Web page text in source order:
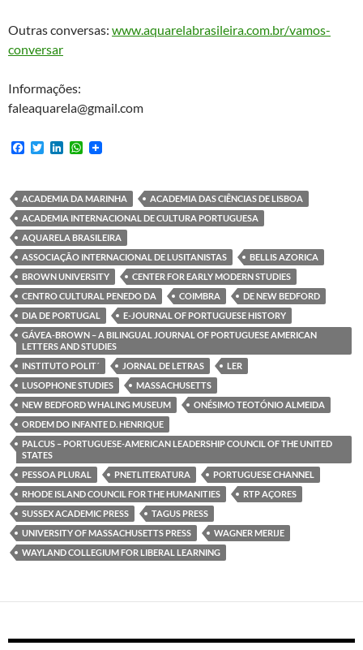
Outras conversas: www.aquarelabrasileira.com.br/vamos-
conversar
Informações:
faleaquarela@gmail.com
F
b
o
o
k
T
t
e
r
e
d
I
n
W
s
A
p
p
ACADEMIA DA MARINHA
ACADEMIA DAS CIÊNCIAS DE LISBOA
ACADEMIA INTERNACIONAL DE CULTURA PORTUGUESA
AQUARELA BRASILEIRA
ASSOCIAÇÃO INTERNACIONAL DE LUSITANISTAS
BELLIS AZORICA
BROWN UNIVERSITY
CENTER FOR EARLY MODERN STUDIES
CENTRO CULTURAL PENEDO DA
COIMBRA
DE NEW BEDFORD
DIA DE PORTUGAL
E-JOURNAL OF PORTUGUESE HISTORY
GÁVEA-BROWN – A BILINGUAL JOURNAL OF PORTUGUESE AMERICAN
LETTERS AND STUDIES
INSTITUTO POLIT´
JORNAL DE LETRAS
LER
LUSOPHONE STUDIES
MASSACHUSETTS
NEW BEDFORD WHALING MUSEUM
ONÉSIMO TEOTÓNIO ALMEIDA
ORDEM DO INFANTE D. HENRIQUE
PALCUS – PORTUGUESE-AMERICAN LEADERSHIP COUNCIL OF THE UNITED
STATES
PESSOA PLURAL
PNETLITERATURA
PORTUGUESE CHANNEL
RHODE ISLAND COUNCIL FOR THE HUMANITIES
RTP AÇORES
SUSSEX ACADEMIC PRESS
TAGUS PRESS
UNIVERSITY OF MASSACHUSETTS PRESS
WAGNER MERIJE
WAYLAND COLLEGIUM FOR LIBERAL LEARNING